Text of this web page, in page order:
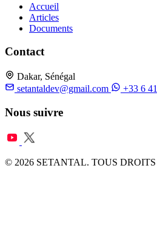
Accueil
Articles
Documents
Contact
Dakar, Sénégal
setantaldev@gmail.com
+33 6
Nous suivre
© 2026 SETANTAL. TOUS DROITS